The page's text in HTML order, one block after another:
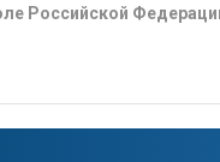
Российской